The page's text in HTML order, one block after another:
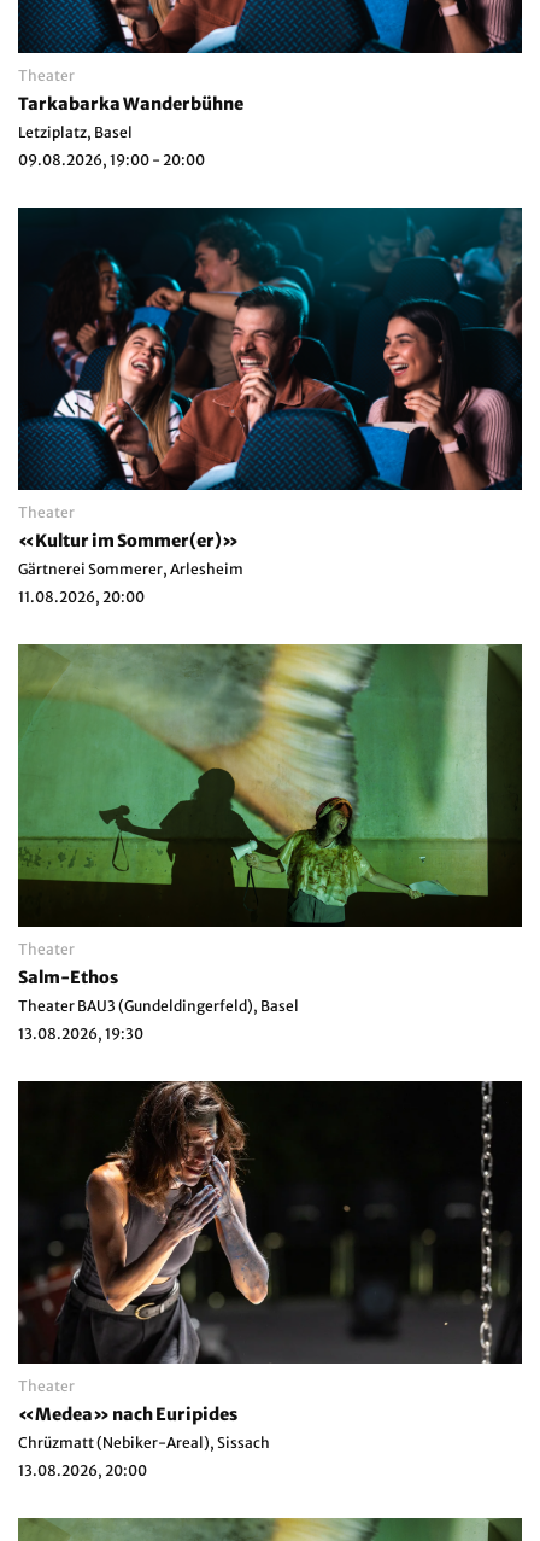
Theater
Tarkabarka Wanderbühne
Letziplatz, Basel
09.08.2026, 19:00 - 20:00
Theater
«Kultur im Sommer(er)»
Gärtnerei Sommerer, Arlesheim
11.08.2026, 20:00
Theater
Salm-Ethos
Theater BAU3 (Gundeldingerfeld), Basel
13.08.2026, 19:30
Theater
«Medea» nach Euripides
Chrüzmatt (Nebiker-Areal), Sissach
13.08.2026, 20:00